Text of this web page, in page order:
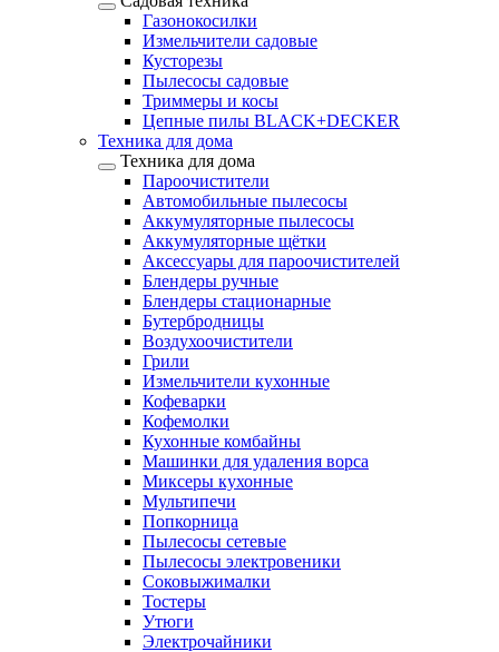
Газонокосилки
Измельчители садовые
Кусторезы
Пылесосы садовые
Триммеры и косы
Цепные пилы BLACK+DECKER
Техника для дома
Техника для дома
Пароочистители
Автомобильные пылесосы
Аккумуляторные пылесосы
Аккумуляторные щётки
Аксессуары для пароочистителей
Блендеры ручные
Блендеры стационарные
Бутербродницы
Воздухоочистители
Грили
Измельчители кухонные
Кофеварки
Кофемолки
Кухонные комбайны
Машинки для удаления ворса
Миксеры кухонные
Мультипечи
Попкорница
Пылесосы сетевые
Пылесосы электровеники
Соковыжималки
Тостеры
Утюги
Электрочайники